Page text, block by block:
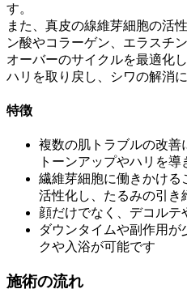
す。
また、真皮の線維芽細胞の活
ン酸やコラーゲン、エラスチ
オーバーのサイクルを最適化
ハリを取り戻し、シワの解消
特徴
複数の肌トラブルの改善
トーンアップやハリを導
繊維芽細胞に働きかける
活性化し、たるみの引き
顔だけでなく、デコルテ
ダウンタイムや副作用が
クや入浴が可能です
施術の流れ